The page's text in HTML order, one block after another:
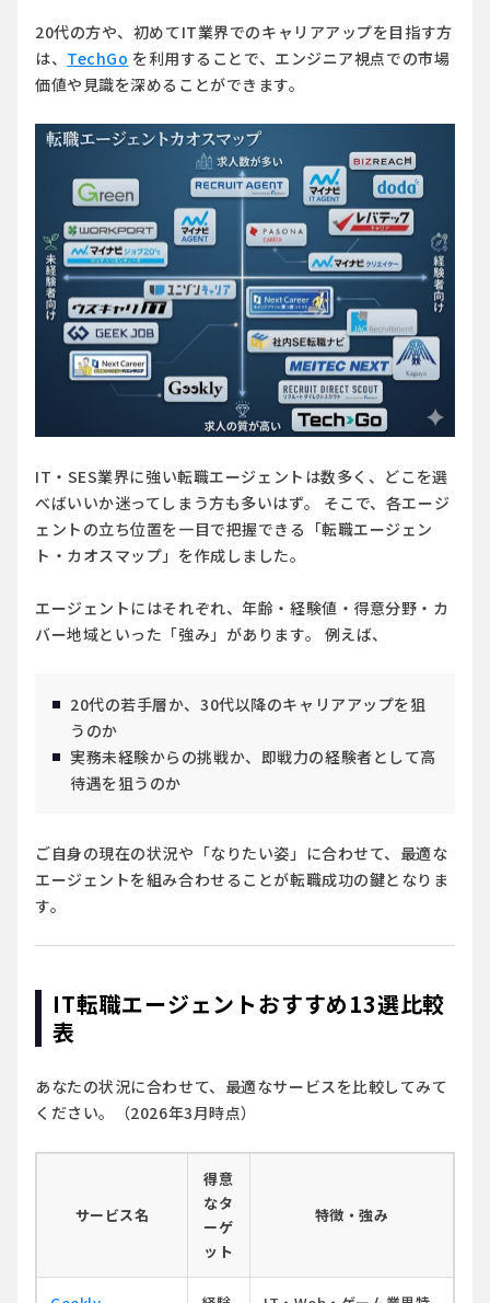
20代の方や、初めてIT業界でのキャリアアップを目指す方
は、 TechGo を利用することで、エンジニア視点での市場
価値や見識を深めることができます。
IT・SES業界に強い転職エージェントは数多く、どこを選
べばいいか迷ってしまう方も多いはず。 そこで、各エージ
ェントの立ち位置を一目で把握できる「転職エージェン
ト・カオスマップ」を作成しました。
エージェントにはそれぞれ、年齢・経験値・得意分野・カ
バー地域といった「強み」があります。 例えば、
20代の若手層か、30代以降のキャリアアップを狙
うのか
実務未経験からの挑戦か、 即戦力の経験者として高
待遇を狙うのか
ご自身の現在の状況や「なりたい姿」に合わせて、最適な
エージェントを組み合わせることが転職成功の鍵となりま
す。
IT転職エージェントおすすめ13選比較
表
あなたの状況に合わせて、最適なサービスを比較してみて
ください。（2026年3月時点）
サービス名
得意
なタ
ーゲ
ット
特徴・強み